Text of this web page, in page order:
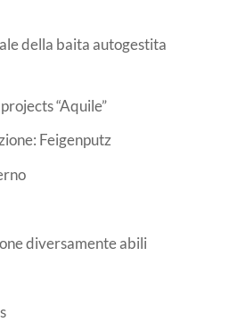
della baita autogestita
“Aquile”
Feigenputz
diversamente abili